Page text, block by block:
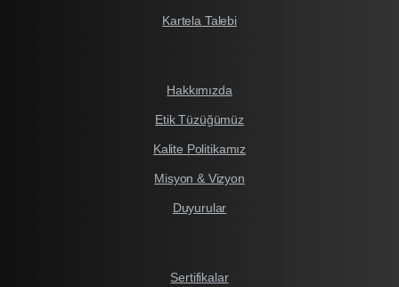
Kartela Talebi
Hakkımızda
Etik Tüzüğümüz
Kalite Politikamız
Misyon & Vizyon
Duyurular
Sertifikalar